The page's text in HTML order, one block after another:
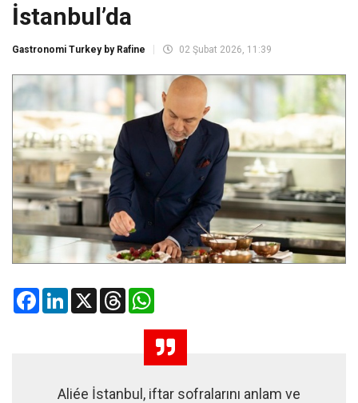
İstanbul’da
Gastronomi Turkey by Rafine 02 Şubat 2026, 11:39
FacebookLinkedIn
X Threads
Aliée İstanbul, iftar sofralarını anlam ve